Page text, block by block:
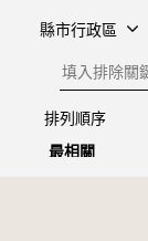
縣市行政區
排除關鍵字
排列順序